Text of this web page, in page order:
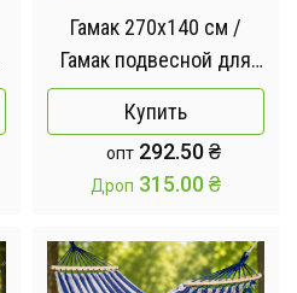
Гамак 270х140 см /
Гамак подвесной для
дачи / Гамак
туристический
двухместный + крепеж
Купить
опт 292.50₴
Дроп 315.00₴